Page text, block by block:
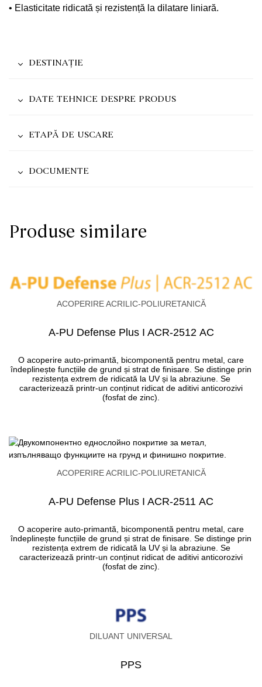
• Elasticitate ridicată și rezistență la dilatare liniară.
DESTINAȚIE
DATE TEHNICE DESPRE PRODUS
ETAPĂ DE USCARE
DOCUMENTE
Produse similare
ACOPERIRE ACRILIC-POLIURETANICĂ
A-PU Defense Plus I ACR-2512 АC
O acoperire auto-primantă, bicomponentă pentru metal, care
îndeplinește funcțiile de grund și strat de finisare. Se distinge prin
rezistența extrem de ridicată la UV și la abraziune. Se
caracterizează printr-un conținut ridicat de aditivi anticorozivi
(fosfat de zinc).
ACOPERIRE ACRILIC-POLIURETANICĂ
A-PU Defense Plus I ACR-2511 АC
O acoperire auto-primantă, bicomponentă pentru metal, care
îndeplinește funcțiile de grund și strat de finisare. Se distinge prin
rezistența extrem de ridicată la UV și la abraziune. Se
caracterizează printr-un conținut ridicat de aditivi anticorozivi
(fosfat de zinc).
DILUANT UNIVERSAL
PPS